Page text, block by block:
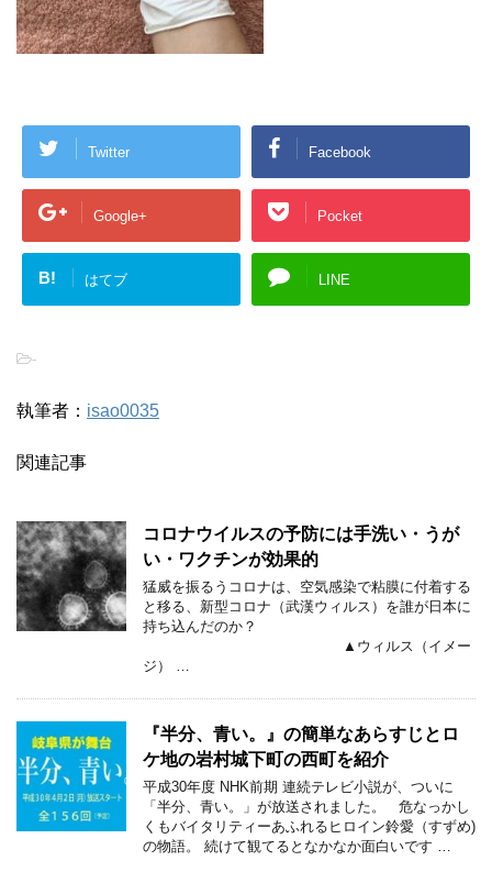
Twitter Facebook
Google+ Pocket
B! はてブ LINE
-
執筆者： isao0035
関連記事
コロナウイルスの予防には手洗い・うが
い・ワクチンが効果的
猛威を振るうコロナは、空気感染で粘膜に付着する
と移る、新型コロナ（武漢ウィルス）を誰が日本に
持ち込んだのか？
▲ウィルス（イメー
ジ） …
『半分、青い。』の簡単なあらすじとロ
ケ地の岩村城下町の西町を紹介
平成30年度 NHK前期 連続テレビ小説が、ついに
「半分、青い。」が放送されました。 危なっかし
くもバイタリティーあふれるヒロイン鈴愛（すずめ)
の物語。 続けて観てるとなかなか面白いです …